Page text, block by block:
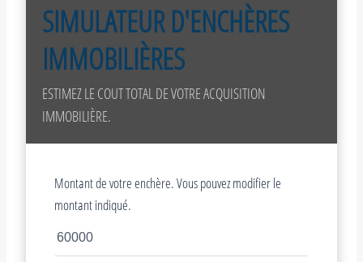
SIMULATEUR D'ENCHÈRES
IMMOBILIÈRES
ESTIMEZ LE COUT TOTAL DE VOTRE ACQUISITION
IMMOBILIÈRE.
Montant de votre enchère. Vous pouvez modifier le
montant indiqué.